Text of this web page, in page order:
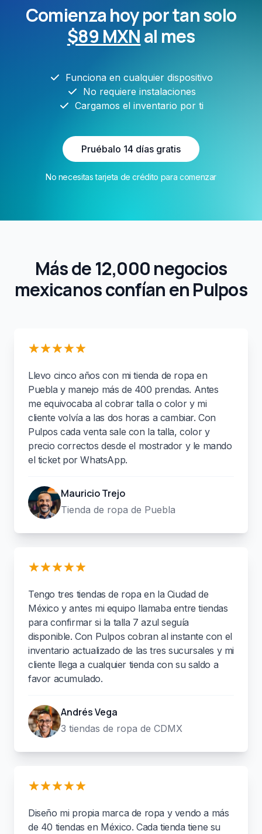
Comienza hoy por tan solo
$89 MXNal mes
Funciona en cualquier dispositivo
No requiere instalaciones
Cargamos el inventario por ti
Pruébalo 14 días gratis
No necesitas tarjeta de crédito para comenzar
Más de 12,000 negocios
mexicanos confían en Pulpos
Llevo cinco años con mi tienda de ropa en
Puebla y manejo más de 400 prendas. Antes
me equivocaba al cobrar talla o color y mi
cliente volvía a las dos horas a cambiar. Con
Pulpos cada venta sale con la talla, color y
precio correctos desde el mostrador y le mando
el ticket por WhatsApp.
Mauricio Trejo
Tienda de ropa de Puebla
Tengo tres tiendas de ropa en la Ciudad de
México y antes mi equipo llamaba entre tiendas
para confirmar si la talla 7 azul seguía
disponible. Con Pulpos cobran al instante con el
inventario actualizado de las tres sucursales y mi
cliente llega a cualquier tienda con su saldo a
favor acumulado.
Andrés Vega
3 tiendas de ropa de CDMX
Diseño mi propia marca de ropa y vendo a más
de 40 tiendas en México. Cada tienda tiene su